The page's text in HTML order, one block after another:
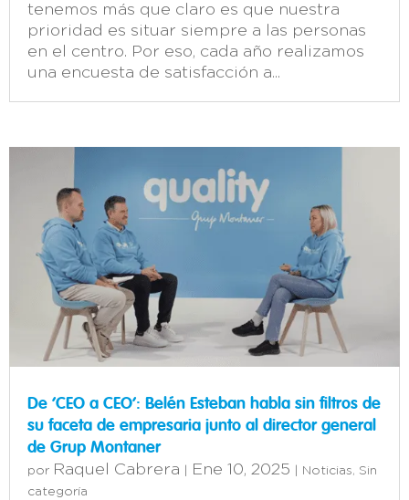
tenemos más que claro es que nuestra
prioridad es situar siempre a las personas
en el centro. Por eso, cada año realizamos
una encuesta de satisfacción a...
De ‘CEO a CEO’: Belén Esteban habla sin filtros de
su faceta de empresaria junto al director general
de Grup Montaner
por Raquel Cabrera Ene 10, 2025 Noticias, Sin
categoría